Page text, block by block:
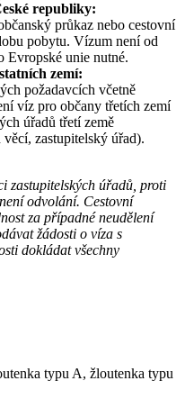
republiky:
průkaz nebo cestovní
pobytu. Vízum není od
Evropské unie nutné.
zemí:
požadavcích včetně
víz pro občany třetích zemí
úřadů třetí země
zastupitelský úřad).
zastupitelských úřadů, proti
odvolání. Cestovní
za případné neudělení
žádosti o víza s
dokládat všechny
typu A, žloutenka typu